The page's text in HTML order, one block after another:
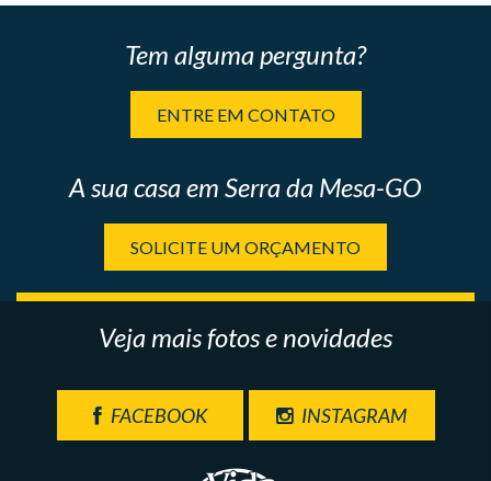
Tem alguma pergunta?
ENTRE EM CONTATO
A sua casa em Serra da Mesa-GO
SOLICITE UM ORÇAMENTO
Veja mais fotos e novidades
FACEBOOK INSTAGRAM